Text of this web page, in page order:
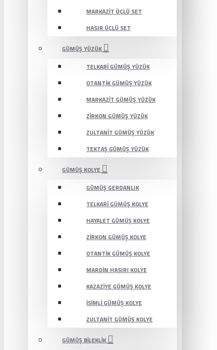
MARKAZIT ÜÇLÜ SET
HASIR ÜÇLÜ SET
GÜMÜŞ YÜZÜK
TELKARI GÜMÜŞ YÜZÜK
OTANTIK GÜMÜŞ YÜZÜK
MARKAZIT GÜMÜŞ YÜZÜK
ZIRKON GÜMÜŞ YÜZÜK
ZULTANIT GÜMÜŞ YÜZÜK
TEKTAŞ GÜMÜŞ YÜZÜK
GÜMÜŞ KOLYE
GÜMÜŞ GERDANLIK
TELKARI GÜMÜŞ KOLYE
HAYALET GÜMÜŞ KOLYE
ZIRKON GÜMÜŞ KOLYE
OTANTIK GÜMÜŞ KOLYE
MARDIN HASIRI KOLYE
KAZAZIYE GÜMÜŞ KOLYE
İSIMLI GÜMÜŞ KOLYE
ZULTANIT GÜMÜŞ KOLYE
GÜMÜŞ BILEKLIK